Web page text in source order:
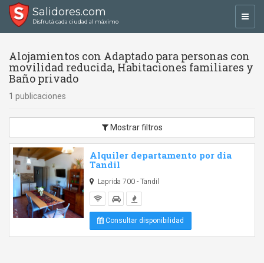
Salidores.com
Disfrutá cada ciudad al máximo
Alojamientos con Adaptado para personas con
movilidad reducida, Habitaciones familiares y
Baño privado
1 publicaciones
Mostrar filtros
Alquiler departamento por dia
Tandil
Laprida 700 - Tandil
Consultar disponibilidad